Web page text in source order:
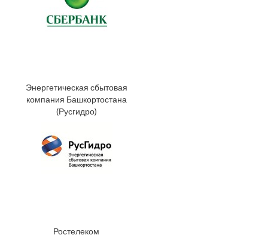
Энергетическая сбытовая
компания Башкортостана
(Русгидро)
Ростелеком